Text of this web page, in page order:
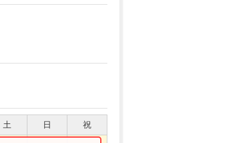
土 日 祝